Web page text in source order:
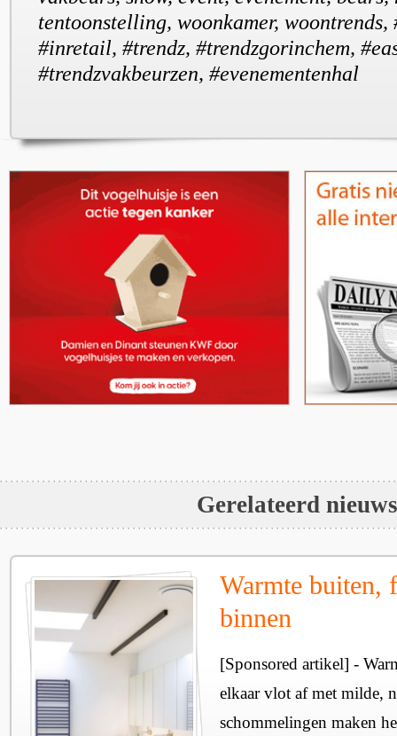
tentoonstelling, woonkamer, woontrends,
#inretail, #trendz, #trendzgorinchem,
#trendzvakbeurzen, #evenementenhal
Gerelateerd nieuws
Warmte buiten,
binnen
[Sponsored artikel] -
elkaar vlot af met milde,
schommelingen maken